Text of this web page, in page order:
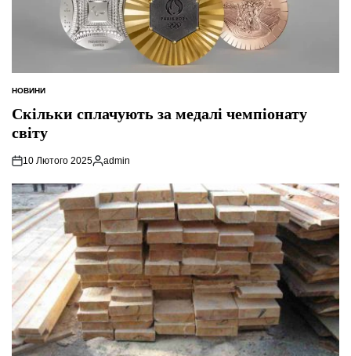
ОПУБЛІКУВАТИ
НОВИНИ
Скільки сплачують за медалі чемпіонату
світу
10 Лютого 2025
Опубліковано
admin